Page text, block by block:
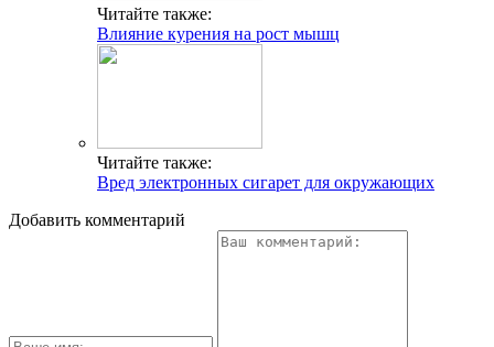
Читайте также:
Влияние курения на рост мышц
Читайте также:
Вред электронных сигарет для окружающих
Добавить комментарий